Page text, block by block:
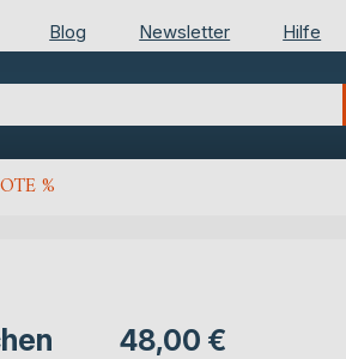
Blog Newsletter Hilfe
%
48,00 €